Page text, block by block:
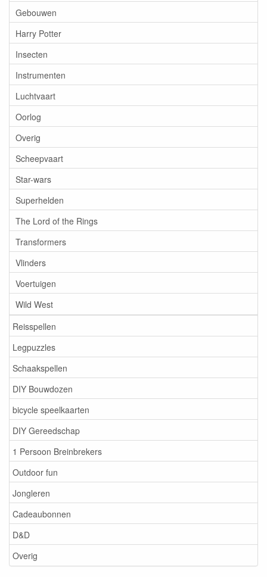
Gebouwen
Harry Potter
Insecten
Instrumenten
Luchtvaart
Oorlog
Overig
Scheepvaart
Star-wars
Superhelden
The Lord of the Rings
Transformers
Vlinders
Voertuigen
Wild West
Reisspellen
Legpuzzles
Schaakspellen
DIY Bouwdozen
bicycle speelkaarten
DIY Gereedschap
1 Persoon Breinbrekers
Outdoor fun
Jongleren
Cadeaubonnen
D&D
Overig